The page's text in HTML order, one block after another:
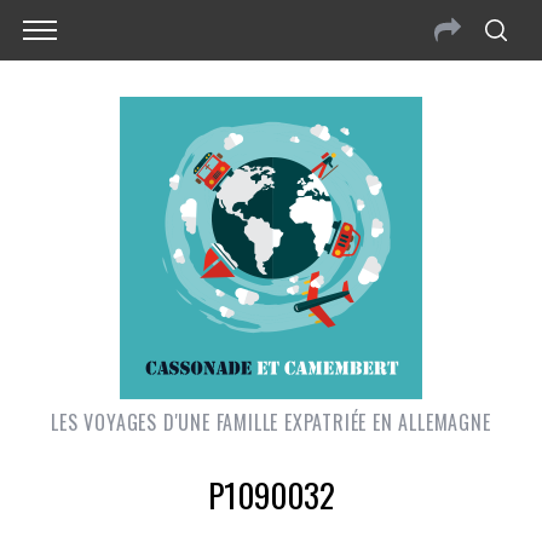
LES VOYAGES D'UNE FAMILLE EXPATRIÉE EN ALLEMAGNE
P1090032